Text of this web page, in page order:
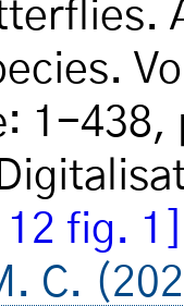
1-438,
12 fig. 1]
C.